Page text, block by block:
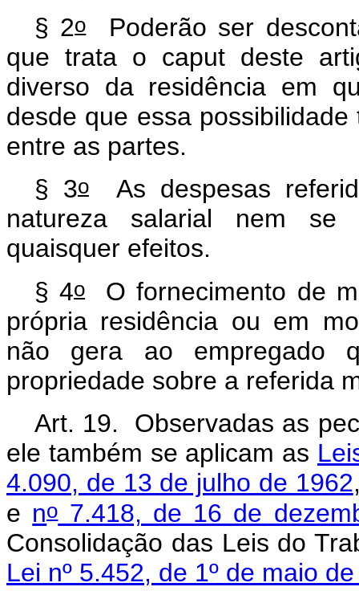
§ 2oPoderão ser
que trata o caput deste
diverso da residência em
desde que essa
entre as partes.
§ 3oAs despesas
natureza salarial nem se
quaisquer efeitos.
§ 4oO fornecimento de
própria residência ou em
não gera ao empregado
propriedade sobre a referida
Art. 19. Observadas as
ele também se aplicam as
4.090, de 13 de julho de 1962
e no7.418, de 16 de
Consolidação das Leis do
Lei nº 5.452, de 1º de maio